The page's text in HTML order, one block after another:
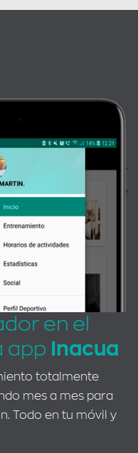
en el
app
Inacua
totalmente
mes a mes para
Todo en tu móvil y